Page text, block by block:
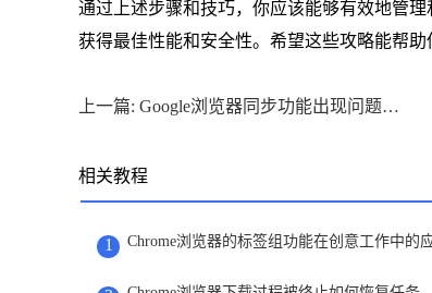
通过上述步骤和技巧，你应该能够有效地管
获得最佳性能和安全性。希望这些攻略能帮
上一篇: Google浏览器同步功能出现问题如何修复
相关教程
1 Chrome浏览器的标签组功能在创意工作中的